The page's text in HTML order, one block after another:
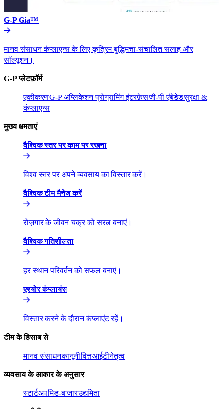
G-P Gia™​​
मानव संसाधन कंप्लाएन्स के लिए कृत्रिम बुद्धिमत्ता-संचालित सलाह और
सॉल्यूशन।​​
G-P प्लेटफ़ॉर्म​​
एकीकरण​​G-P अप्लिकेशन प्रोग्रामिंग इंटरफ़ेस​​जी-पी एंबेडेड​​सुरक्षा &
कंप्लाएन्स​​
मुख्य क्षमताएं​​
वैश्विक स्तर पर काम पर रखना​​
विश्व स्तर पर अपने व्यवसाय का विस्तार करें।​​
वैश्विक टीम मैनेज करें​​
रोज़गार के जीवन चक्र को सरल बनाएं।​​
वैश्विक गतिशीलता​​
हर स्थान परिवर्तन को सफल बनाएं।​​
एश्योर कंप्लायंस​​
विस्तार करने के दौरान कंप्लाएंट रहें।​​
टीम के हिसाब से​​
मानव संसाधन​​कानूनी​​वित्त​​आईटी​​नेतृत्व​​
व्यवसाय के आकार के अनुसार​​
स्टार्टअप​​मिड-बाजार​​उद्यमिता​​